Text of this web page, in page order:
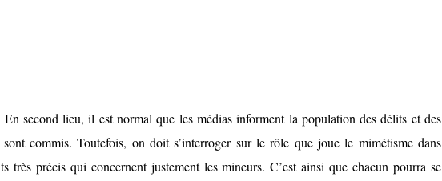
En second lieu, il est normal que les médias informent la population des délits et des
commis. Toutefois, on doit s’interroger sur le rôle que joue le mimétisme dans
très précis qui concernent justement les mineurs. C’est ainsi que chacun pourra se